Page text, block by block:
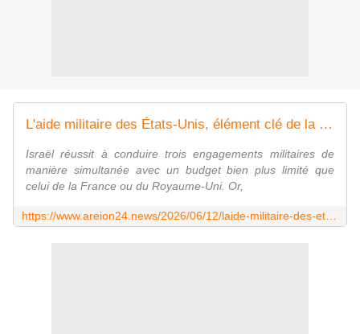
L'aide militaire des États-Unis, élément clé de la résilience d'Israël
Israël réussit à conduire trois engagements militaires de
manière simultanée avec un budget bien plus limité que
celui de la France ou du Royaume-Uni. Or,